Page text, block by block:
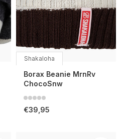
Shakaloha
Borax Beanie MrnRv
ChocoSnw
€39,95